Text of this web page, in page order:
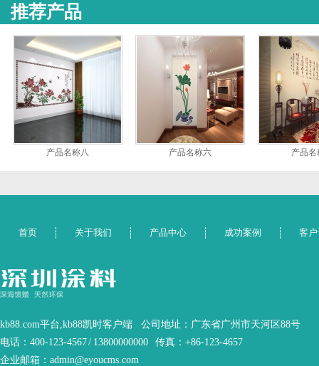
推荐产品
产品名称八 产品名称六 产品名
首页 关于我们 产品中心 成功案例 客
kb88.com平台,kb88凯时客户端
公司地址：广东省广州市天河区88号
电话：400-123-4567 / 13800000000
传真：+86-123-4657
企业邮箱：admin@eyoucms.com